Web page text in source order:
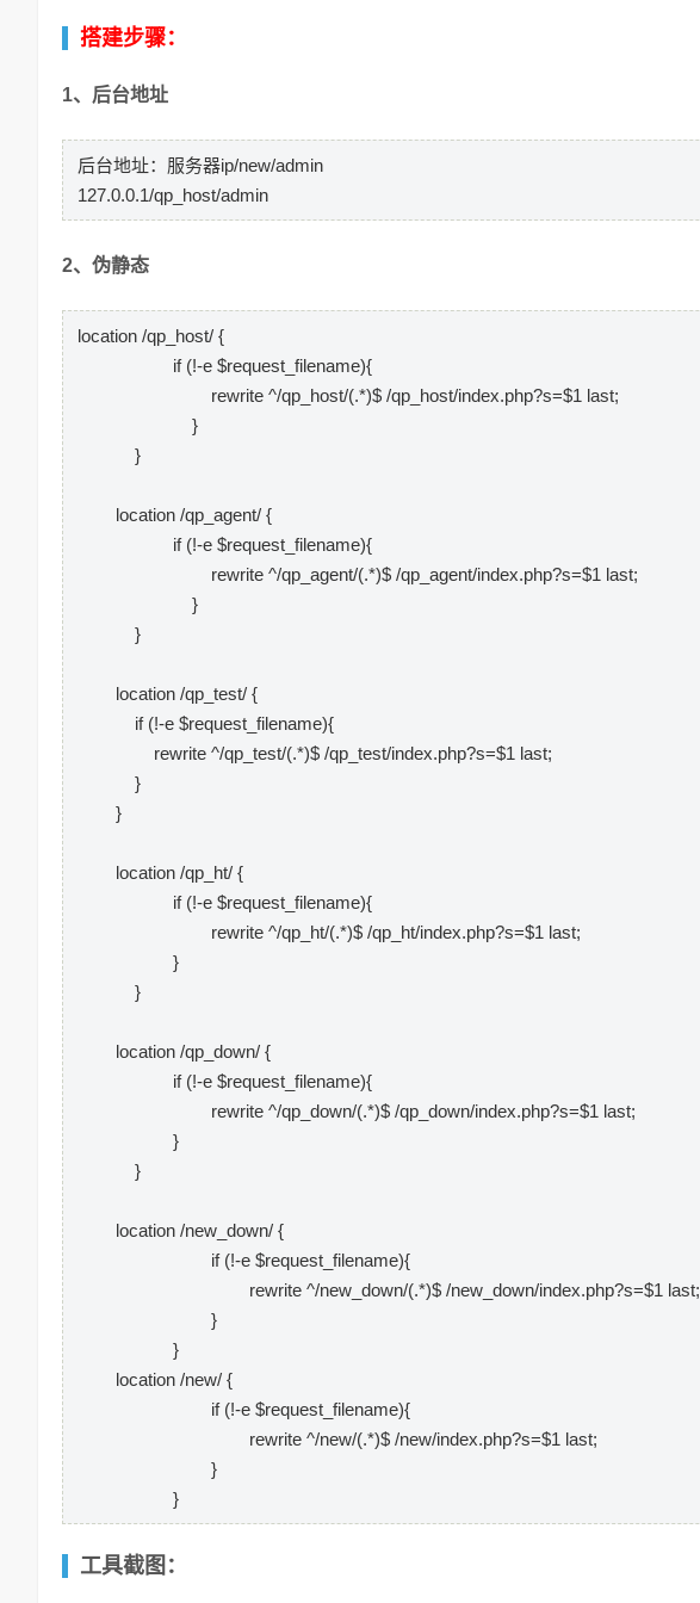
搭建步骤：
1、后台地址
后台地址：服务器ip/new/admin
127.0.0.1/qp_host/admin
2、伪静态
location /qp_host/ {
if (!-e $request_filename){
rewrite ^/qp_host/(.*)$ /qp_host/index.php?s=$1 last;
}
}
location /qp_agent/ {
if (!-e $request_filename){
rewrite ^/qp_agent/(.*)$ /qp_agent/index.php?s=$1 last;
}
}
location /qp_test/ {
if (!-e $request_filename){
rewrite ^/qp_test/(.*)$ /qp_test/index.php?s=$1 last;
}
}
location /qp_ht/ {
if (!-e $request_filename){
rewrite ^/qp_ht/(.*)$ /qp_ht/index.php?s=$1 last;
}
}
location /qp_down/ {
if (!-e $request_filename){
rewrite ^/qp_down/(.*)$ /qp_down/index.php?s=$1 last;
}
}
location /new_down/ {
if (!-e $request_filename){
rewrite ^/new_down/(.*)$ /new_down/index.php?s=$1 last;
}
}
location /new/ {
if (!-e $request_filename){
rewrite ^/new/(.*)$ /new/index.php?s=$1 last;
}
}
工具截图：